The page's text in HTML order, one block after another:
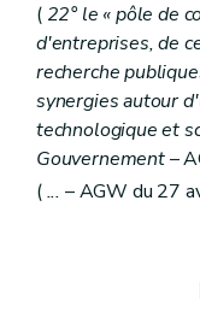
( 22° le « pôle de
d'entreprises, de
recherche
synergies autour
technologique et
Gouvernement–
(... – AGW du 27